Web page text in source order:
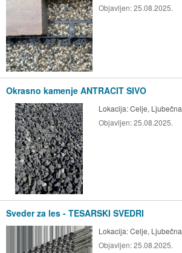
Objavljen:25.08.2025.
Okrasno kamenje ANTRACIT SIVO
Lokacija:Celje, Ljubečna
Objavljen:25.08.2025.
Sveder za les - TESARSKI SVEDRI
Lokacija:Celje, Ljubečna
Objavljen:25.08.2025.